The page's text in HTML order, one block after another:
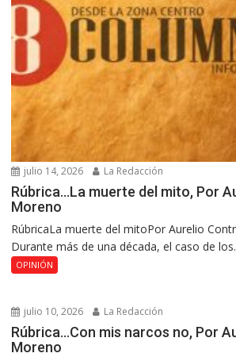
julio 14, 2026 La Redacción
Rúbrica…La muerte del mito, Por
Moreno
RúbricaLa muerte del mitoPor Aurelio
Durante más de una década, el caso de
OPINIÓN
julio 10, 2026 La Redacción
Rúbrica…Con mis narcos no, Por
Moreno